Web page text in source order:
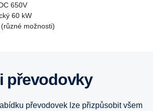
650V
60 kW
možnosti)
převodovky
převodovek lze přizpůsobit všem